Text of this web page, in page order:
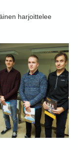
harjoittelee